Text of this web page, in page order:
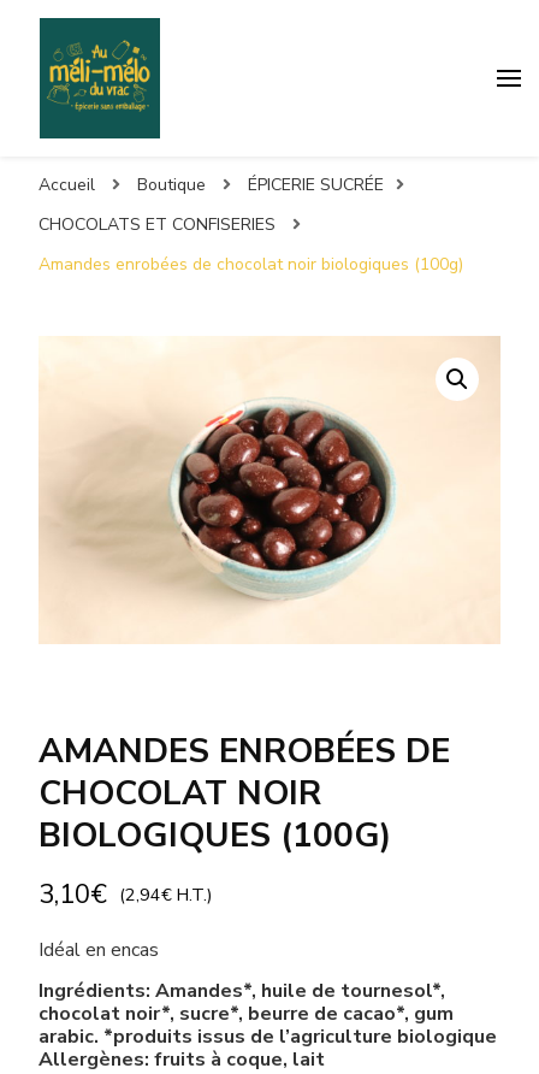
Accueil Boutique
ÉPICERIE SUCRÉE
CHOCOLATS ET CONFISERIES
Amandes enrobées de chocolat noir biologiques (100g)
AMANDES ENROBÉES DE
CHOCOLAT NOIR
BIOLOGIQUES (100G)
3,10€ (2,94€ H.T.)
Idéal en encas
Ingrédients: Amandes*, huile de tournesol*,
chocolat noir*, sucre*, beurre de cacao*, gum
arabic. *produits issus de l’agriculture biologique
Allergènes: fruits à coque, lait